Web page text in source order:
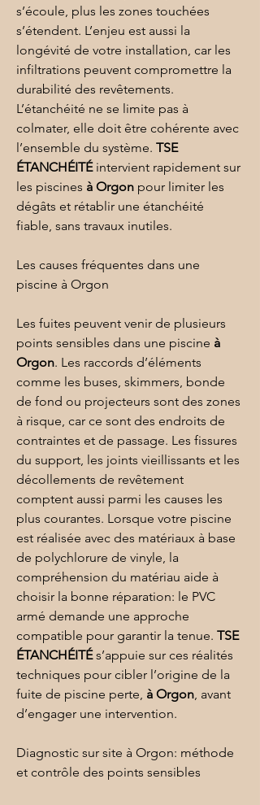
s’écoule, plus les zones touchées
s’étendent. L’enjeu est aussi la
longévité de votre installation, car les
infiltrations peuvent compromettre la
durabilité des revêtements.
L’étanchéité ne se limite pas à
colmater, elle doit être cohérente avec
l’ensemble du système. TSE
ÉTANCHÉITÉ intervient rapidement sur
les piscines à Orgon pour limiter les
dégâts et rétablir une étanchéité
fiable, sans travaux inutiles.
Les causes fréquentes dans une
piscine à Orgon
Les fuites peuvent venir de plusieurs
points sensibles dans une piscine à
Orgon. Les raccords d’éléments
comme les buses, skimmers, bonde
de fond ou projecteurs sont des zones
à risque, car ce sont des endroits de
contraintes et de passage. Les fissures
du support, les joints vieillissants et les
décollements de revêtement
comptent aussi parmi les causes les
plus courantes. Lorsque votre piscine
est réalisée avec des matériaux à base
de polychlorure de vinyle, la
compréhension du matériau aide à
choisir la bonne réparation: le PVC
armé demande une approche
compatible pour garantir la tenue. TSE
ÉTANCHÉITÉ s’appuie sur ces réalités
techniques pour cibler l’origine de la
fuite de piscine perte, à Orgon, avant
d’engager une intervention.
Diagnostic sur site à Orgon: méthode
et contrôle des points sensibles